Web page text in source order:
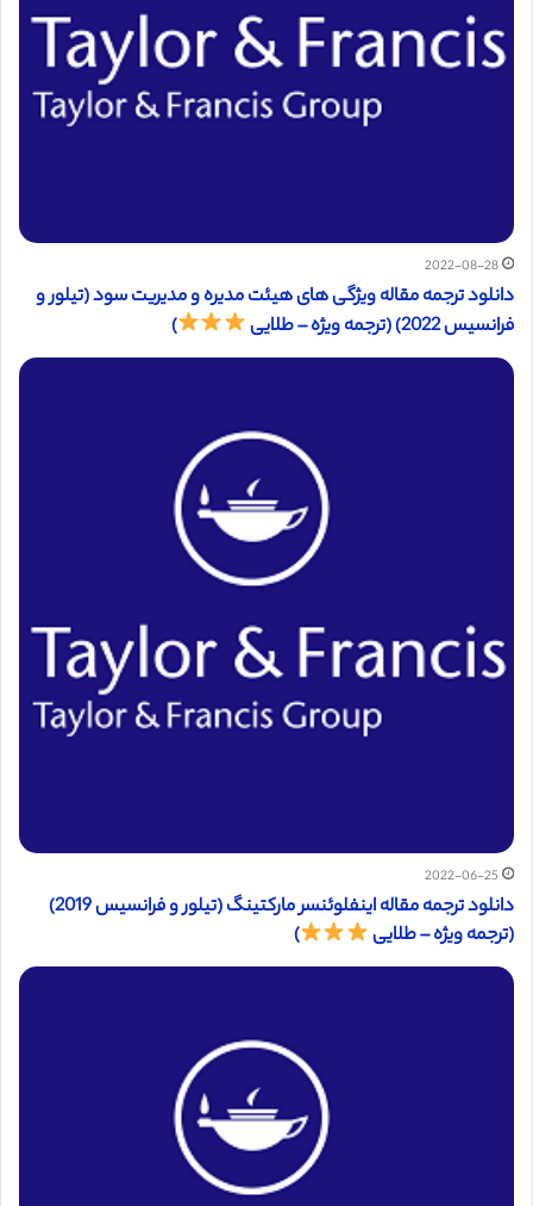
2022-08-28
دانلود ترجمه مقاله ویژگی های هیئت مدیره و مدیریت سود (تیلور و
فرانسیس 2022) (ترجمه ویژه – طلایی
)
2022-06-25
دانلود ترجمه مقاله اینفلوئنسر مارکتینگ (تیلور و فرانسیس 2019)
(ترجمه ویژه – طلایی
)